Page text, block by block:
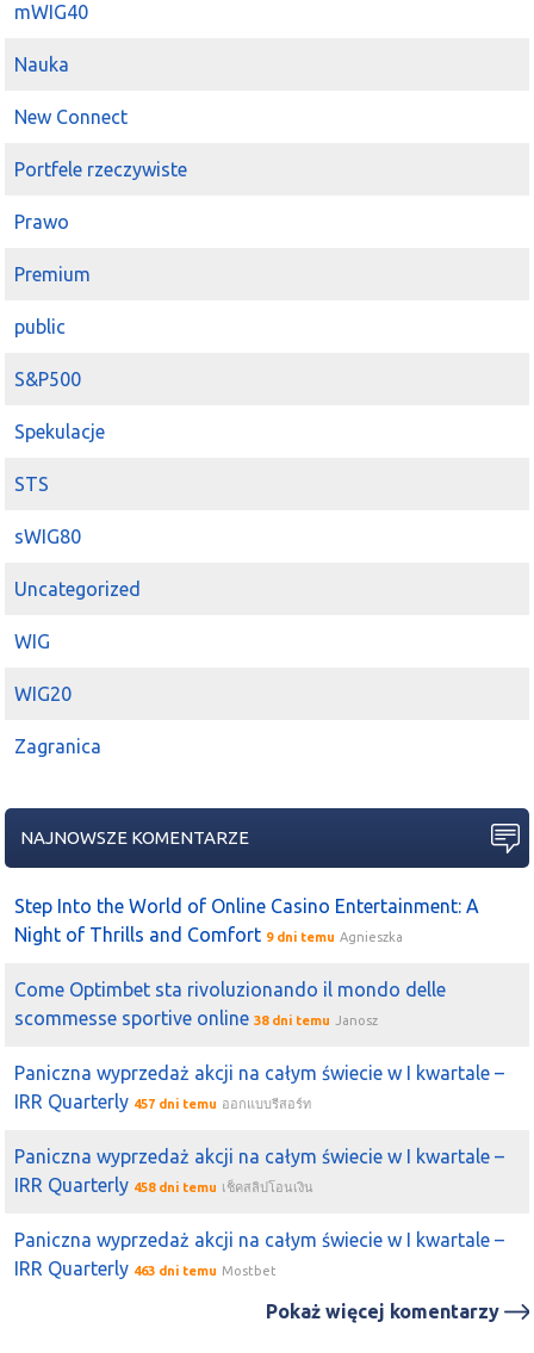
mWIG40
Nauka
New Connect
Portfele rzeczywiste
Prawo
Premium
public
S&P500
Spekulacje
STS
sWIG80
Uncategorized
WIG
WIG20
Zagranica
NAJNOWSZE KOMENTARZE
Step Into the World of Online Casino Entertainment: A
Night of Thrills and Comfort 9 dni temu Agnieszka
Come Optimbet sta rivoluzionando il mondo delle
scommesse sportive online 38 dni temu Janosz
Paniczna wyprzedaż akcji na całym świecie w I kwartale –
IRR Quarterly 457 dni temu ออกแบบรีสอร์ท
Paniczna wyprzedaż akcji na całym świecie w I kwartale –
IRR Quarterly 458 dni temu เช็คสลิปโอนเงิน
Paniczna wyprzedaż akcji na całym świecie w I kwartale –
IRR Quarterly 463 dni temu Mostbet
Pokaż więcej komentarzy